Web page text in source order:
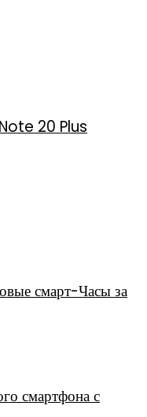
20 Plus
смарт-Часы за
смартфона с